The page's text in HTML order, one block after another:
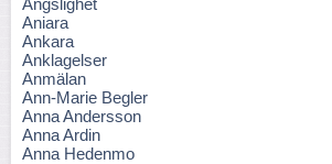
Ängslighet
Aniara
Ankara
Anklagelser
Anmälan
Ann-Marie Begler
Anna Andersson
Anna Ardin
Anna Hedenmo